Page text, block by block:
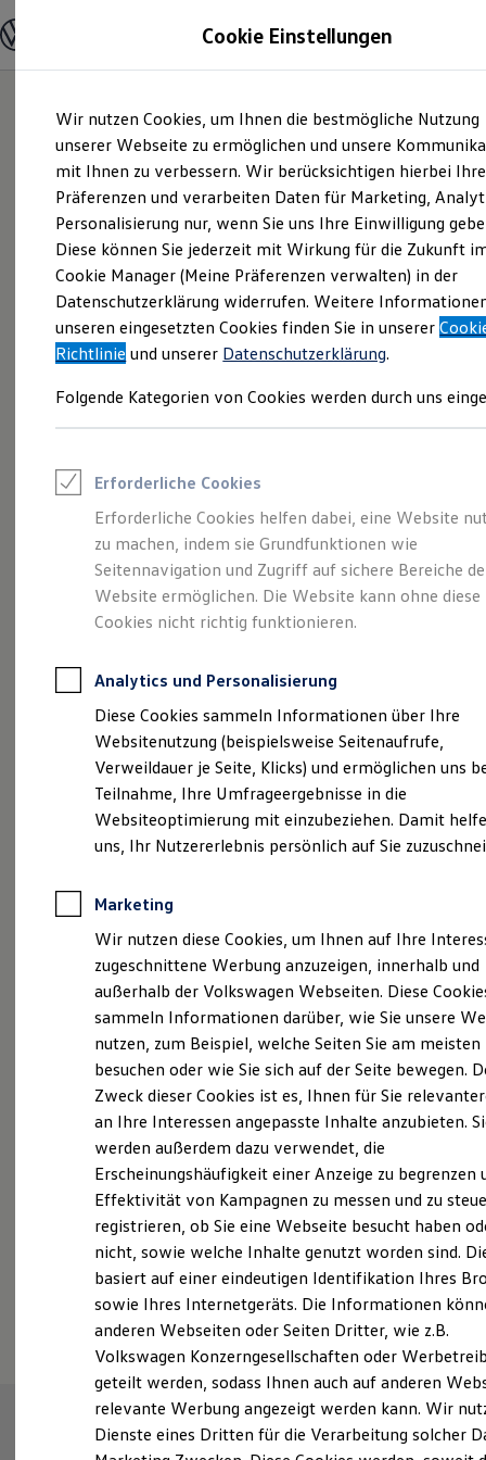
Hauptinhalt
springen
Footer
springen
Modelle und Konfigurator
Modelle vergleichen
Elektroautos
ENERGY Sondermodelle
Nutzfahrzeuge
SUV und CUV
Familienautos
Kombis
Kompaktwagen
Sportwagen
Schnell verfügbare Fahrzeuge
Angebote und Produkte
Aktuelle Angebote
E-Auto-Förderung
Volkswagen Marktplatz
Junge Gebrauchtwagen und Gebrauchtwagen
Saisonangebote
Leasing
Leasing-Angebote
Gebrauchtwagen Leasing
Junge Gebrauchtwagen-Leasing
Elektroauto Leasing
Kleinwagen-Leasing
Leasing ohne Anzahlung
Autokredit mit Schlussrate
Versicherungen und Garantien
Kfz-Versicherung
Restschuldversicherungen
Garantien
Wartungsverträge
Geschäftskunden
Professional Class bei Volkswagen
Großkunden
Behörden
Anpfiff zum Gewinn
Elektroautos
ID. Tutorials
Elektrofahrzeugkonzepte
Reichweite
Reichweite der ID. Modelle
Reichweite im Winter
Laden
Laden unterwegs
Laden Zuhause
Ladezeitensimulator
Batterie
Sicherheit
Garantie und Lebensdauer
Nachhaltigkeit
Technologie
Kosten und Kauf
Verbrauchskosten
Kaufoptionen
E-Auto-Förderung
Software und Konnektivität
Die ID. Software 6
ID. Software Versionen und Updates
Digitale Extras
Schnittstellen zu Ihrem ID.
Die ENERGY
Sondermodelle
Probefahrt vereinbaren
Fahrzeugangebot anfordern
Serviceanfrage stellen
Cookie Einstellungen
Wir nutzen Cookies, um Ihnen die bestmögliche Nutzung
unserer Webseite zu ermöglichen und unsere
mit Ihnen zu verbessern. Wir berücksichtigen hierbei Ihre
Präferenzen und verarbeiten Daten für Marketing,
Personalisierung nur, wenn Sie uns Ihre Einwilligung
Diese können Sie jederzeit mit Wirkung für die Zukunft
Cookie Manager (Meine Präferenzen verwalten) in der
Datenschutzerklärung widerrufen. Weitere
unseren eingesetzten Cookies finden Sie in unserer
Richtlinie und unserer Datenschutzerklärung.
Folgende Kategorien von Cookies werden durch uns
Erforderliche Cookies
Erforderliche Cookies helfen dabei, eine Website
zu machen, indem sie Grundfunktionen wie
Seitennavigation und Zugriff auf sichere Bereiche
Website ermöglichen. Die Website kann ohne diese
Cookies nicht richtig funktionieren.
Analytics und Personalisierung
Diese Cookies sammeln Informationen über Ihre
Websitenutzung (beispielsweise Seitenaufrufe,
Verweildauer je Seite, Klicks) und ermöglichen uns
Teilnahme, Ihre Umfrageergebnisse in die
Websiteoptimierung mit einzubeziehen. Damit
uns, Ihr Nutzererlebnis persönlich auf Sie
Marketing
Wir nutzen diese Cookies, um Ihnen auf Ihre
zugeschnittene Werbung anzuzeigen, innerhalb und
außerhalb der Volkswagen Webseiten. Diese
sammeln Informationen darüber, wie Sie unsere
nutzen, zum Beispiel, welche Seiten Sie am meisten
besuchen oder wie Sie sich auf der Seite bewegen.
Zweck dieser Cookies ist es, Ihnen für Sie
an Ihre Interessen angepasste Inhalte anzubieten.
werden außerdem dazu verwendet, die
Erscheinungshäufigkeit einer Anzeige zu begrenzen
Effektivität von Kampagnen zu messen und zu
registrieren, ob Sie eine Webseite besucht haben
nicht, sowie welche Inhalte genutzt worden sind.
basiert auf einer eindeutigen Identifikation Ihres
sowie Ihres Internetgeräts. Die Informationen
anderen Webseiten oder Seiten Dritter, wie z.B.
Volkswagen Konzerngesellschaften oder
geteilt werden, sodass Ihnen auch auf anderen
relevante Werbung angezeigt werden kann. Wir
Dienste eines Dritten für die Verarbeitung solcher